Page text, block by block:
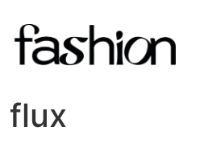
flux